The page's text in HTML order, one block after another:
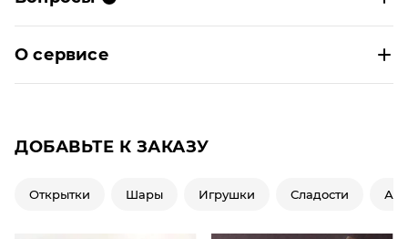
О сервисе
ДОБАВЬТЕ К ЗАКАЗУ
Открытки Шары Игрушки Сладости